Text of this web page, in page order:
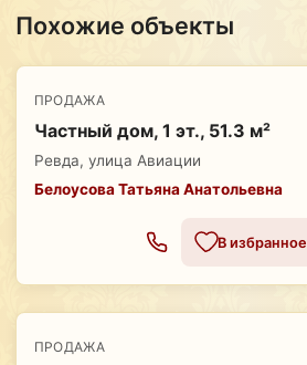
Похожие объекты
ПРОДАЖА
Частный дом, 1 эт., 51.3 м²
Ревда, улица Авиации
Белоусова Татьяна Анатольевна
В избранное
ПРОДАЖА